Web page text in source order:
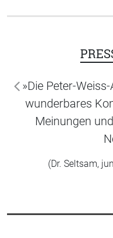
»Die Peter-
wunderbares
Meinungen
(Dr. Seltsam,
zurück